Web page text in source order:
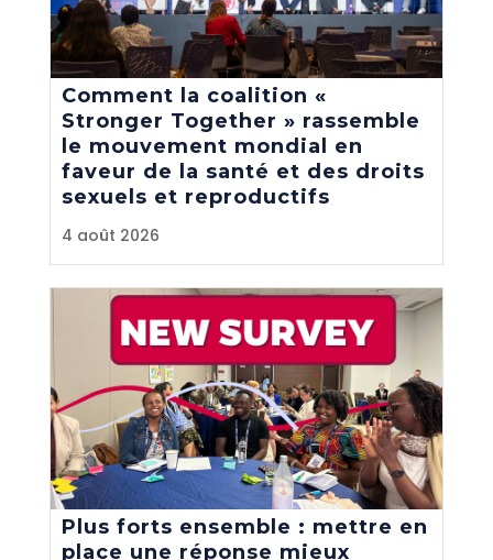
Comment la coalition «
Stronger Together » rassemble
le mouvement mondial en
faveur de la santé et des droits
sexuels et reproductifs
4 août 2026
Plus forts ensemble : mettre en
place une réponse mieux